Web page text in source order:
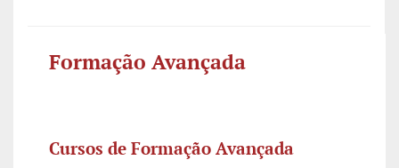
Formação Avançada
Cursos de Formação Avançada